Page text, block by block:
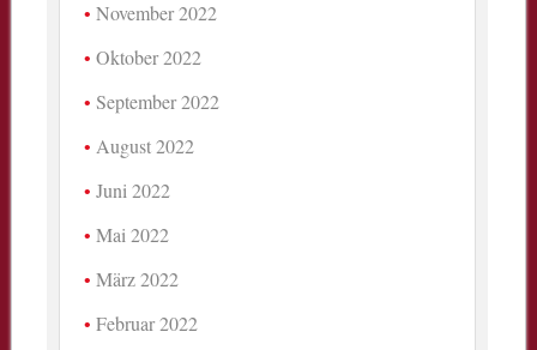
November 2022
Oktober 2022
September 2022
August 2022
Juni 2022
Mai 2022
März 2022
Februar 2022